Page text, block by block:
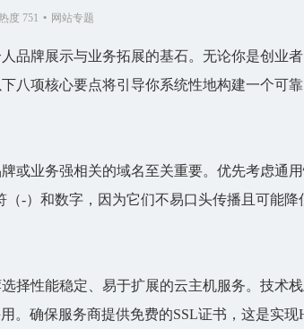
度 751 • 网站专题
品牌展示与业务拓展的基石。无论你是创业
八项核心要点将引导你系统性地构建一个可靠
或业务强相关的域名至关重要。优先考虑通
-）和数字，因为它们不易口头传播且可能降
择性能稳定、易于扩展的云主机服务。技术栈
。确保服务商提供免费的SSL证书 ，这是实现